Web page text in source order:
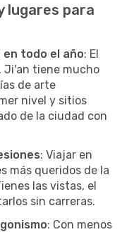
lugares para
todo el año: El
Ji'an tiene mucho
de arte
nivel y sitios
de la ciudad con
: Viajar en
más queridos de la
las vistas, el
sin carreras.
: Con menos